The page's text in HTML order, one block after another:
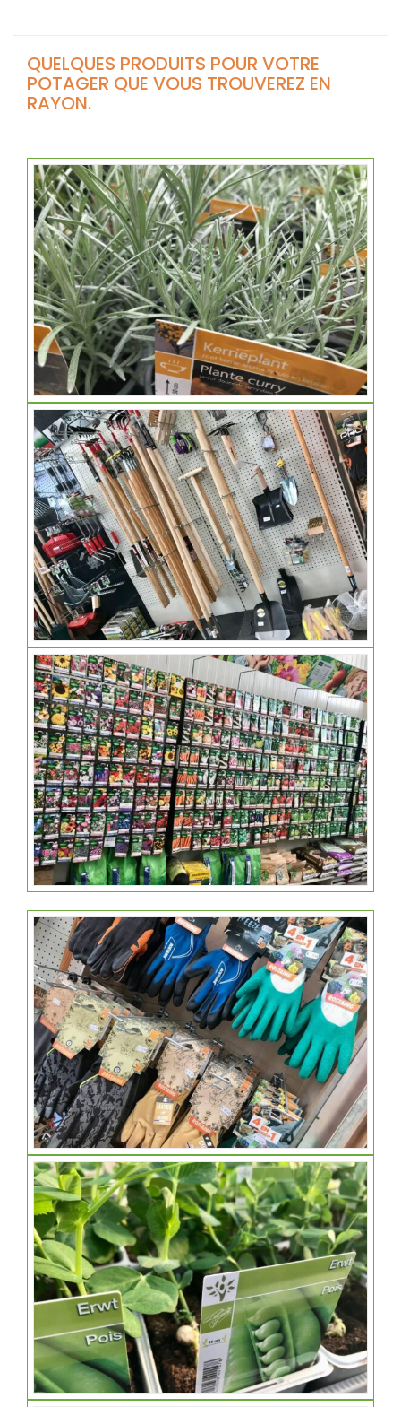
QUELQUES PRODUITS POUR VOTRE
POTAGER QUE VOUS TROUVEREZ EN
RAYON.